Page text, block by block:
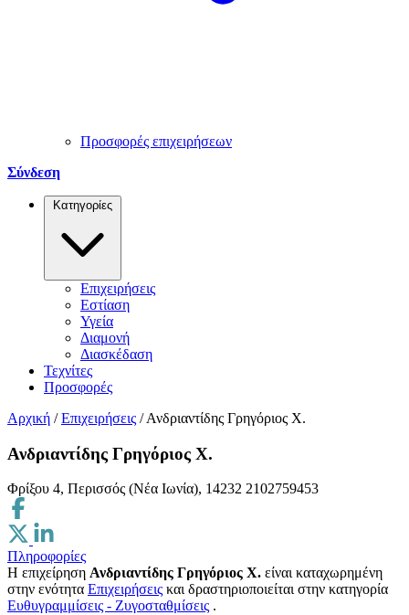
Προσφορές επιχειρήσεων
Σύνδεση
Κατηγορίες
Επιχειρήσεις
Εστίαση
Υγεία
Διαμονή
Διασκέδαση
Τεχνίτες
Προσφορές
Αρχική / Επιχειρήσεις / Ανδριαντίδης Γρηγόριος Χ.
Ανδριαντίδης Γρηγόριος Χ.
Φρίξου 4, Περισσός (Νέα Ιωνία), 14232 2102759453
Πληροφορίες
Η επιχείρηση Ανδριαντίδης Γρηγόριος Χ. είναι καταχωρημένη
στην ενότητα Επιχειρήσεις και δραστηριοποιείται στην κατηγορία
Ευθυγραμμίσεις - Ζυγοσταθμίσεις .